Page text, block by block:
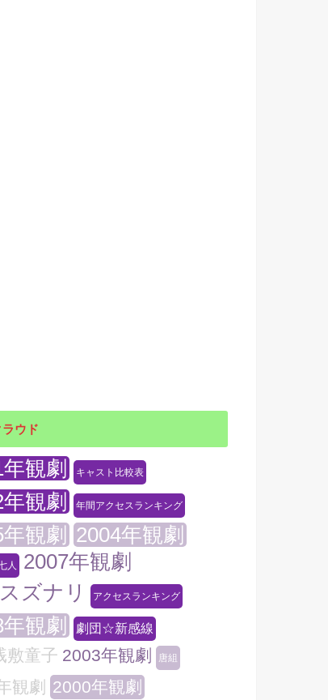
ウド
観劇 キャスト比較表
観劇 年間アクセスランキング
観劇 2004年観劇
人
2007年観劇
ズナリ
アクセスランキング
観劇 劇団☆新感線
敷童子 2003年観劇 唐組
観劇
2000年観劇